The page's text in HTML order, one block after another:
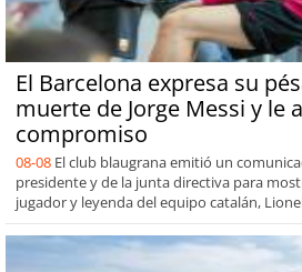
El Barcelona expresa su
muerte de Jorge Messi y le
compromiso
08-08 El club blaugrana emitió un
presidente y de la junta directiva para
jugador y leyenda del equipo catalán,